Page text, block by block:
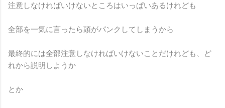
注意しなければいけないところはいっぱいあるけれども
全部を一気に言ったら頭がパンクしてしまうから
最終的には全部注意しなければいけないことだけれども、ど
れから説明しようか
とか